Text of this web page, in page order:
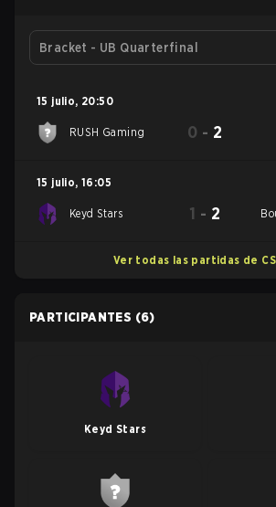
Bracket - UB Quarterfinal
15 julio, 20:50
RUSH Gaming 0 - 2
15 julio, 16:05
Keyd Stars 1 - 2
Ver todas las partidas de
PARTICIPANTES (6)
Keyd Stars